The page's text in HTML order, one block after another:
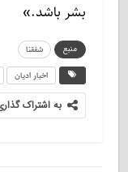
بشر باشد.»
منبع
شفقنا
اخبار ادیان
به اشتراک